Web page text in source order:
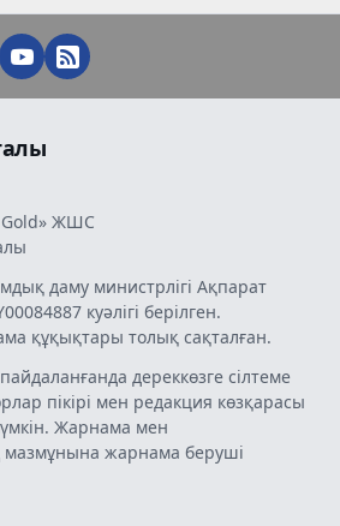
ЖШС
даму министрлігі Ақпарат
куәлігі берілген.
құқықтары толық сақталған.
дереккөзге сілтеме
пікірі мен редакция көзқарасы
Жарнама мен
жарнама беруші